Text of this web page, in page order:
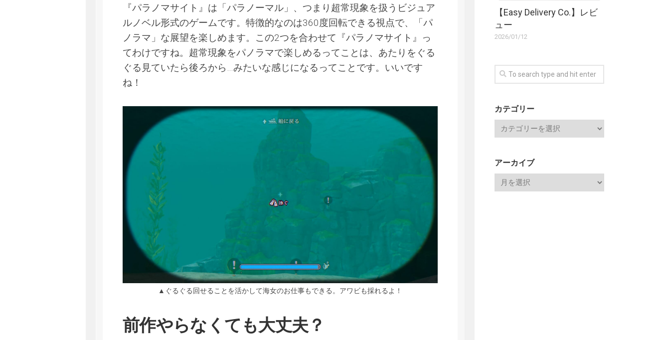
『パラノマサイト』は「パラノーマル」、つまり超常現象を扱うビジュア
ルノベル形式のゲームです。特徴的なのは360度回転できる視点で、「パ
ノラマ」な展望を楽しめます。この2つを合わせて『パラノマサイト』っ
てわけですね。超常現象をパノラマで楽しめるってことは、あたりをぐる
ぐる見ていたら後ろから…みたいな感じになるってことです。いいです
ね！
▲ぐるぐる回せることを活かして海女のお仕事もできる。アワビも採れるよ！
前作やらなくても大丈夫？
【Easy Delivery Co.】レビ
ュー
2026/01/12
カテゴリー
アーカイブ